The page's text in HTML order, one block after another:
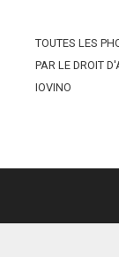
TOUTES LES
PAR LE DROIT
IOVINO